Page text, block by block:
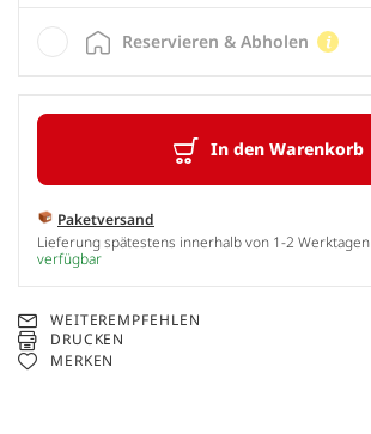
In den Warenkorb
Paketversand
Lieferung spätestens innerhalb von 1-2 Werktagen
verfügbar
Reservieren & Abholen
WEITEREMPFEHLEN
DRUCKEN
MERKEN